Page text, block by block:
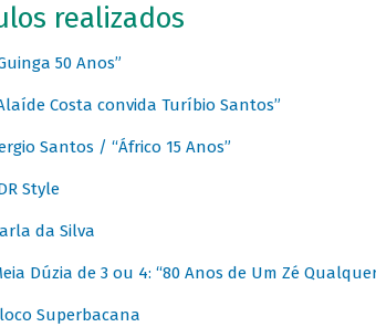
realizados
50 Anos”
Costa convida Turíbio Santos”
Santos / “Áfrico 15 Anos”
Style
da Silva
Dúzia de 3 ou 4: “80 Anos de Um Zé
Superbacana